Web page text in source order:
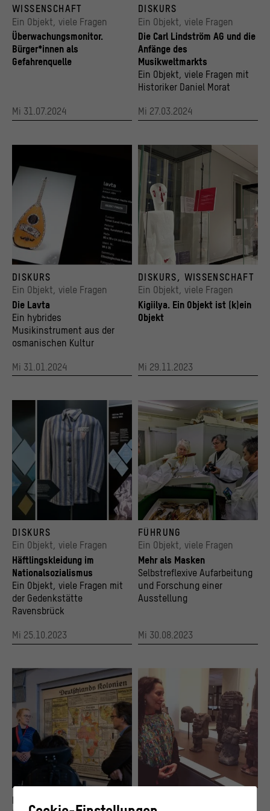
© Stasimuseum Berlin, ASTAK e. V. / Stiftung Humboldt Forum im Berliner Schloss,
WISSENSCHAFT
Ein Objekt, viele Fragen
Überwachungsmonitor.
Bürger*innen als
Gefahrenquelle
Mi 31.07.2024
© Stadtmuseum Berlin und Kulturprojekte
DISKURS
Ein Objekt, viele Fragen
Die Carl Lindström AG und die
Anfänge des
Musikweltmarkts
Ein Objekt, viele Fragen mit
Historiker Daniel Morat
Mi 27.03.2024
© Staatliche Museen zu Berlin, Ethnologisches Museum
DISKURS
Ein Objekt, viele Fragen
Die Lavta
Ein hybrides
Musikinstrument aus der
osmanischen Kultur
Mi 31.01.2024
DISKURS, WISSENSCHAFT
Ein Objekt, viele Fragen
Kigiilya. Ein Objekt ist (k)ein
Objekt
Mi 29.11.2023
© Stadtmuseum Berlin | Fotos (Ausschnitte): Oana Popa-Costea (1), Oliver Ziebe (2),
DISKURS
Ein Objekt, viele Fragen
Häftlingskleidung im
Nationalsozialismus
Ein Objekt, viele Fragen mit
der Gedenkstätte
Ravensbrück
Mi 25.10.2023
© Ethnologisches Museum, Staatliche
FÜHRUNG
Ein Objekt, viele Fragen
Mehr als Masken
Selbstreflexive Aufarbeitung
und Forschung einer
Ausstellung
Mi 30.08.2023
© Stadtmuseum Berlin, Foto: Anne Preussel
DISKURS